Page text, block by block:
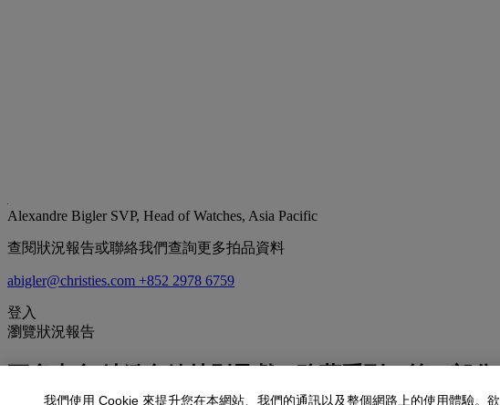
Alexandre Bigler SVP, Head of Watches, Asia Pacific
查閱狀況報告或聯絡我們查詢更多拍品資料
abigler@christies.com +852 2978 6759
登入
瀏覽狀況報告
我們使用 Cookie 來提升您在本網站、我們的通訊以及整個網路上的使用體驗。欲